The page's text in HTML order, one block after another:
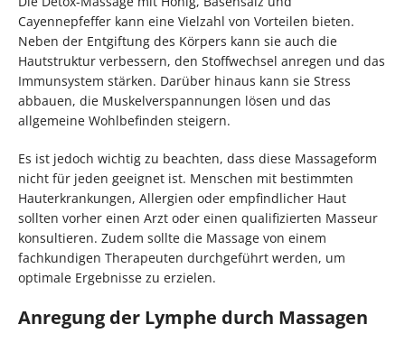
Cayennepfeffer kann eine Vielzahl von Vorteilen bieten.
Neben der Entgiftung des Körpers kann sie auch die
Hautstruktur verbessern, den Stoffwechsel anregen und das
Immunsystem stärken. Darüber hinaus kann sie Stress
abbauen, die Muskelverspannungen lösen und das
allgemeine Wohlbefinden steigern.
Es ist jedoch wichtig zu beachten, dass diese Massageform
nicht für jeden geeignet ist. Menschen mit bestimmten
Hauterkrankungen, Allergien oder empfindlicher Haut
sollten vorher einen Arzt oder einen qualifizierten Masseur
konsultieren. Zudem sollte die Massage von einem
fachkundigen Therapeuten durchgeführt werden, um
optimale Ergebnisse zu erzielen.
Anregung der Lymphe durch Massagen